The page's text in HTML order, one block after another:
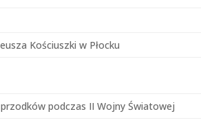
Kościuszki w Płocku
podczas II Wojny Światowej